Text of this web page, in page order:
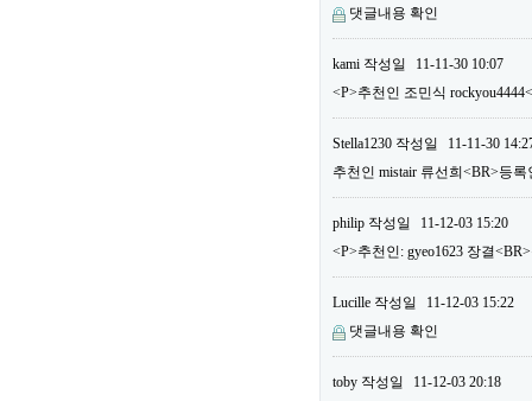
댓글내용 확인
kami 작성일
11-11-30 10:07
<P>추천인 조민식
Stella1230 작성일
11-11-30
추천인 mistair 류선희<BR>등
philip 작성일
11-12-03 15:20
<P>추천인: gyeo1623 장결
Lucille 작성일
11-12-03 15:22
댓글내용 확인
toby 작성일
11-12-03 20:18